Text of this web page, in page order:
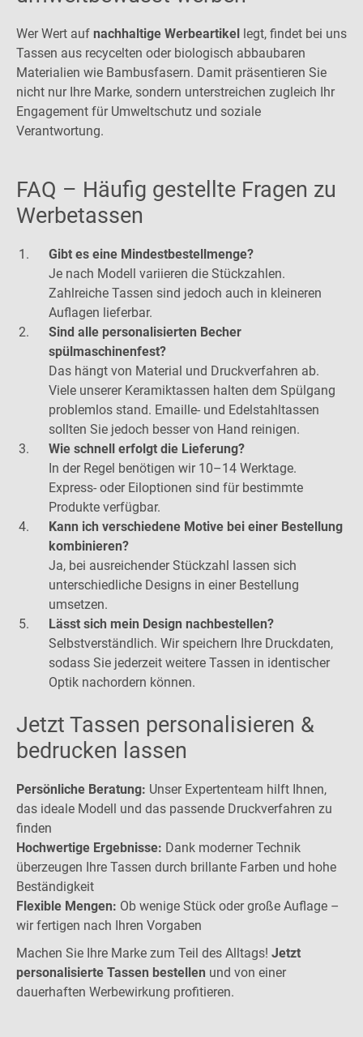
Wer Wert auf nachhaltige Werbeartikel
legt, findet bei uns
Tassen aus recycelten oder biologisch abbaubaren
Materialien wie Bambusfasern. Damit präsentieren Sie
nicht nur Ihre Marke, sondern unterstreichen zugleich Ihr
Engagement für Umweltschutz und soziale
Verantwortung.
FAQ – Häufig gestellte Fragen zu
Werbetassen
Gibt es eine Mindestbestellmenge?
Je nach Modell variieren die Stückzahlen.
Zahlreiche Tassen sind jedoch auch in kleineren
Auflagen lieferbar.
Sind alle personalisierten Becher
spülmaschinenfest?
Das hängt von Material und Druckverfahren ab.
Viele unserer Keramiktassen halten dem Spülgang
problemlos stand. Emaille- und Edelstahltassen
sollten Sie jedoch besser von Hand reinigen.
Wie schnell erfolgt die Lieferung?
In der Regel benötigen wir 10–14 Werktage.
Express- oder Eiloptionen sind für bestimmte
Produkte verfügbar.
Kann ich verschiedene Motive bei einer Bestellung
kombinieren?
Ja, bei ausreichender Stückzahl lassen sich
unterschiedliche Designs in einer Bestellung
umsetzen.
Lässt sich mein Design nachbestellen?
Selbstverständlich. Wir speichern Ihre Druckdaten,
sodass Sie jederzeit weitere Tassen in identischer
Optik nachordern können.
Jetzt Tassen personalisieren &
bedrucken lassen
Persönliche Beratung: Unser Expertenteam hilft Ihnen,
das ideale Modell und das passende Druckverfahren zu
finden
Hochwertige Ergebnisse: Dank moderner Technik
überzeugen Ihre Tassen durch brillante Farben und hohe
Beständigkeit
Flexible Mengen: Ob wenige Stück oder große Auflage –
wir fertigen nach Ihren Vorgaben
Machen Sie Ihre Marke zum Teil des Alltags! Jetzt
personalisierte Tassen bestellen und von einer
dauerhaften Werbewirkung profitieren.